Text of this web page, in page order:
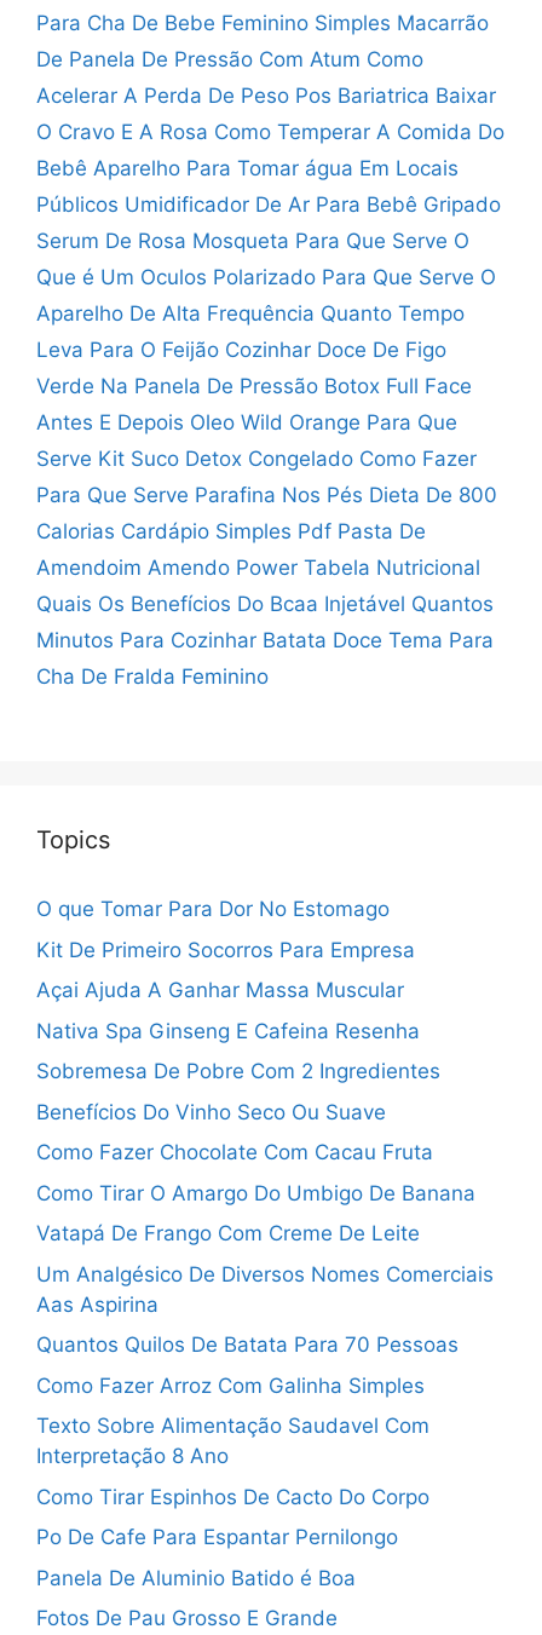
Para Cha De Bebe Feminino Simples Macarrão
De Panela De Pressão Com Atum Como
Acelerar A Perda De Peso Pos Bariatrica Baixar
O Cravo E A Rosa Como Temperar A Comida Do
Bebê Aparelho Para Tomar água Em Locais
Públicos Umidificador De Ar Para Bebê Gripado
Serum De Rosa Mosqueta Para Que Serve O
Que é Um Oculos Polarizado Para Que Serve O
Aparelho De Alta Frequência Quanto Tempo
Leva Para O Feijão Cozinhar Doce De Figo
Verde Na Panela De Pressão Botox Full Face
Antes E Depois Oleo Wild Orange Para Que
Serve Kit Suco Detox Congelado Como Fazer
Para Que Serve Parafina Nos Pés Dieta De 800
Calorias Cardápio Simples Pdf Pasta De
Amendoim Amendo Power Tabela Nutricional
Quais Os Benefícios Do Bcaa Injetável Quantos
Minutos Para Cozinhar Batata Doce Tema Para
Cha De Fralda Feminino
Topics
O que Tomar Para Dor No Estomago
Kit De Primeiro Socorros Para Empresa
Açai Ajuda A Ganhar Massa Muscular
Nativa Spa Ginseng E Cafeina Resenha
Sobremesa De Pobre Com 2 Ingredientes
Benefícios Do Vinho Seco Ou Suave
Como Fazer Chocolate Com Cacau Fruta
Como Tirar O Amargo Do Umbigo De Banana
Vatapá De Frango Com Creme De Leite
Um Analgésico De Diversos Nomes Comerciais
Aas Aspirina
Quantos Quilos De Batata Para 70 Pessoas
Como Fazer Arroz Com Galinha Simples
Texto Sobre Alimentação Saudavel Com
Interpretação 8 Ano
Como Tirar Espinhos De Cacto Do Corpo
Po De Cafe Para Espantar Pernilongo
Panela De Aluminio Batido é Boa
Fotos De Pau Grosso E Grande